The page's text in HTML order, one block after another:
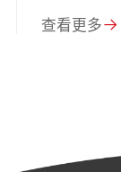
查看更多